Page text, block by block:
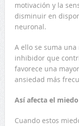
motivación y la
disminuir en
neuronal.
A ello se suma
inhibidor que
favorece una
ansiedad más
Así afecta el
Cuando estos